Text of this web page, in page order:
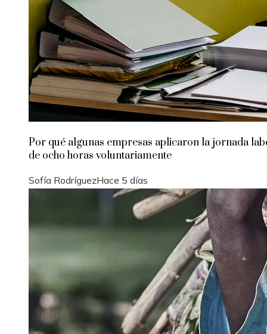
Por qué algunas empresas aplicaron la jornada
de ocho horas voluntariamente
Sofía RodríguezHace 5 días